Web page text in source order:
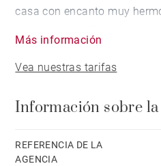
casa con encanto muy
piscina y terrazas. Un
aparcamiento) completan
Más información
Vea nuestras tarifas
Información sobre
REFERENCIA DE LA
AGENCIA